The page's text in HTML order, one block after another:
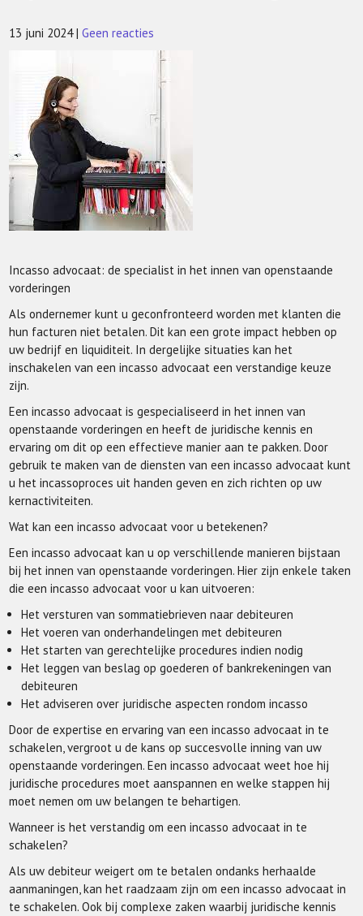
13 juni 2024 |Geen reacties
Incasso advocaat: de specialist in het innen van openstaande
vorderingen
Als ondernemer kunt u geconfronteerd worden met klanten die
hun facturen niet betalen. Dit kan een grote impact hebben op
uw bedrijf en liquiditeit. In dergelijke situaties kan het
inschakelen van een incasso advocaat een verstandige keuze
zijn.
Een incasso advocaat is gespecialiseerd in het innen van
openstaande vorderingen en heeft de juridische kennis en
ervaring om dit op een effectieve manier aan te pakken. Door
gebruik te maken van de diensten van een incasso advocaat kunt
u het incassoproces uit handen geven en zich richten op uw
kernactiviteiten.
Wat kan een incasso advocaat voor u betekenen?
Een incasso advocaat kan u op verschillende manieren bijstaan
bij het innen van openstaande vorderingen. Hier zijn enkele taken
die een incasso advocaat voor u kan uitvoeren:
Het versturen van sommatiebrieven naar debiteuren
Het voeren van onderhandelingen met debiteuren
Het starten van gerechtelijke procedures indien nodig
Het leggen van beslag op goederen of bankrekeningen van
debiteuren
Het adviseren over juridische aspecten rondom incasso
Door de expertise en ervaring van een incasso advocaat in te
schakelen, vergroot u de kans op succesvolle inning van uw
openstaande vorderingen. Een incasso advocaat weet hoe hij
juridische procedures moet aanspannen en welke stappen hij
moet nemen om uw belangen te behartigen.
Wanneer is het verstandig om een incasso advocaat in te
schakelen?
Als uw debiteur weigert om te betalen ondanks herhaalde
aanmaningen, kan het raadzaam zijn om een incasso advocaat in
te schakelen. Ook bij complexe zaken waarbij juridische kennis